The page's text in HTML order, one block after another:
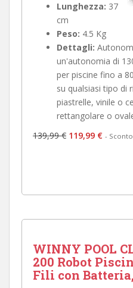
Lunghezza: 37
cm
Peso: 4.5 Kg
Dettagli:
un'autonomia di
per piscine fino a
su qualsiasi tipo di
piastrelle, vinile o
rettangolare o
139,99 € 119,99 € -
WINNY POOL
200 Robot
Fili con